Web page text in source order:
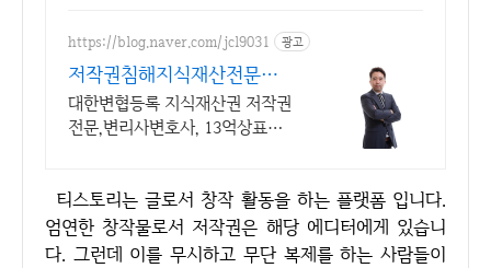
https://blog.naver.com/jcl9031 광고
저작권침해지식재산전문변
호사
대한변협등록 지식재산권 저작권
전문,변리사변호사, 13억상표전
티스토리는 글로서 창작 활동을 하는 플랫폼 입니다.
엄연한 창작물로서 저작권은 해당 에디터에게 있습니
다. 그런데 이를 무시하고 무단 복제를 하는 사람들이